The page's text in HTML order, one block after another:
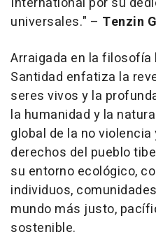
universales." – Tenzin
Arraigada en la filosofía
Santidad enfatiza la
seres vivos y la
la humanidad y la
global de la no
derechos del pueblo
su entorno ecológico,
individuos,
mundo más justo,
sostenible.